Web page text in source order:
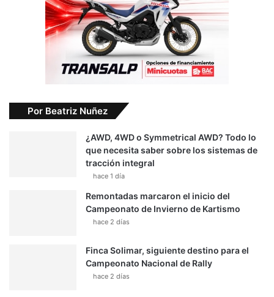
Por Beatriz Nuñez
¿AWD, 4WD o Symmetrical AWD? Todo lo
que necesita saber sobre los sistemas de
tracción integral
hace 1 día
Remontadas marcaron el inicio del
Campeonato de Invierno de Kartismo
hace 2 días
Finca Solimar, siguiente destino para el
Campeonato Nacional de Rally
hace 2 días